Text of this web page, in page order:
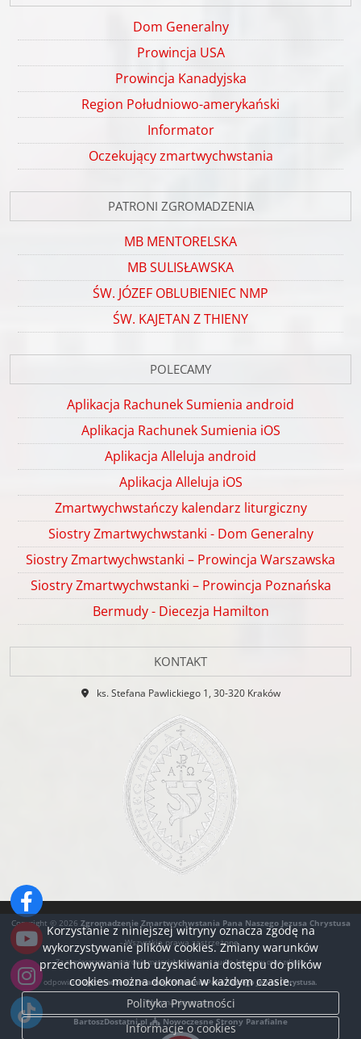
Dom Generalny
Prowincja USA
Prowincja Kanadyjska
Region Południowo-amerykański
Informator
Oczekujący zmartwychwstania
PATRONI ZGROMADZENIA
MB MENTORELSKA
MB SULISŁAWSKA
ŚW. JÓZEF OBLUBIENIEC NMP
ŚW. KAJETAN Z THIENY
POLECAMY
Aplikacja Rachunek Sumienia android
Aplikacja Rachunek Sumienia iOS
Aplikacja Alleluja android
Aplikacja Alleluja iOS
Zmartwychwstańczy kalendarz liturgiczny
Siostry Zmartwychwstanki - Dom Generalny
Siostry Zmartwychwstanki – Prowincja Warszawska
Siostry Zmartwychwstanki – Prowincja Poznańska
Bermudy - Diecezja Hamilton
KONTAKT
ks. Stefana Pawlickiego 1, 30-320 Kraków
Copyright © 2026 Zgromadzenie Zmartwychwstania Pana Naszego Jezusa Chrystusa
- Wszystkie prawa zastrzeżone.
Za zamieszczone na stronie materiały tekstowe, audio, logotypy oraz zdjęcia
odpowiadaZgromadzenie Zmartwychwstania Pana Naszego Jezusa Chrystusa.
Wykonanie strony:
BartoszDostatni.pl
Nowoczesne Strony Parafialne
Korzystanie z niniejszej witryny oznacza zgodę na
wykorzystywanie plików cookies. Zmiany warunków
przechowywania lub uzyskiwania dostępu do plików
cookies można dokonać w każdym czasie.
Polityka Prywatności
Informacje o cookies